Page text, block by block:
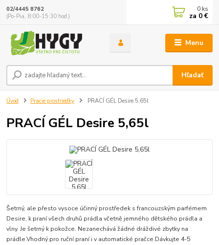
Menu
Hľadať
02/4445 8762
(Po-Pia, 8:00-15:30 hod.)
0 ks
za 0 €
Úvod Pracie prostriedky PRACÍ GÉL Desire 5,65l
PRACÍ GÉL Desire 5,65l
Šetrný, ale přesto vysoce účinný prostředek s francouzským parfémem
Desire, k praní všech druhů prádla včetně jemného dětského prádla a
vlny. Je šetrný k pokožce. Nezanechává žádné dráždivé zbytky na
prádle.Vhodný pro ruční praní i v automatické pračce.Dávkujte 4-5